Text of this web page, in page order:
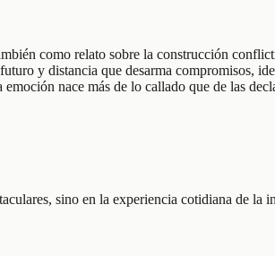
como relato sobre la construcción
y distancia que desarma compromisos,
nace más de lo callado que de las
sino en la experiencia cotidiana de la